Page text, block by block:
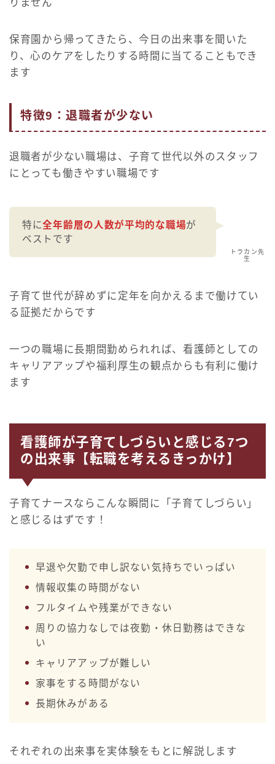
りません
保育園から帰ってきたら、今日の出来事を聞いた
り、心のケアをしたりする時間に当てることもでき
ます
特徴9：退職者が少ない
退職者が少ない職場は、子育て世代以外のスタッフ
にとっても働きやすい職場です
トラカン先
生
特に全年齢層の人数が平均的な職場が
ベストです
子育て世代が辞めずに定年を向かえるまで働けてい
る証拠だからです
一つの職場に長期間勤められれば、看護師としての
キャリアアップや福利厚生の観点からも有利に働け
ます
看護師が子育てしづらいと感じる7つ
の出来事【転職を考えるきっかけ】
子育てナースならこんな瞬間に「子育てしづらい」
と感じるはずです！
早退や欠勤で申し訳ない気持ちでいっぱい
情報収集の時間がない
フルタイムや残業ができない
周りの協力なしでは夜勤・休日勤務はできな
い
キャリアアップが難しい
家事をする時間がない
長期休みがある
それぞれの出来事を実体験をもとに解説します